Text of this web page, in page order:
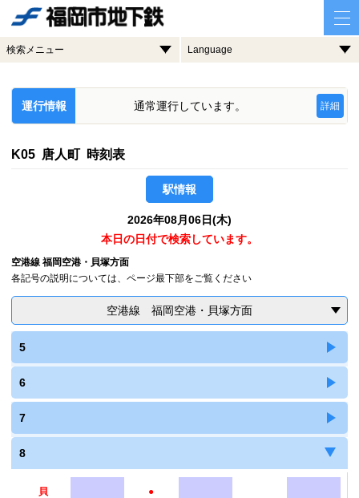
検索メニュー Language
運行情報 通常運行しています。 詳細
K05 唐人町 時刻表
駅情報
2026年08月06日(木)
本日の日付で検索しています。
空港線 福岡空港・貝塚方面
各記号の説明については、ページ最下部をご覧ください
空港線 福岡空港・貝塚方面
5
6
7
8
貝
●